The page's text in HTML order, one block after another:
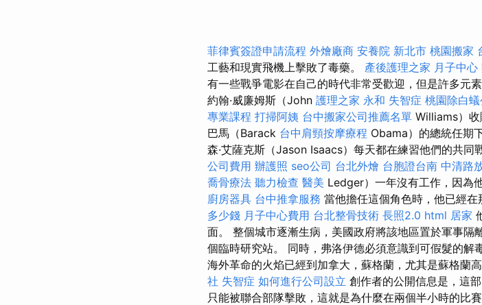
菲律賓簽證申請流程 外燴廠商 安養院 新北市 桃園搬家
工藝和現實飛機上擊敗了毒藥。 產後護理之家 月子中心
有一些戰爭電影在自己的時代非常受歡迎，但是許多元
約翰·威廉姆斯（John 護理之家 永和 失智症 桃園除白蟻
專業課程 打掃阿姨 台中搬家公司推薦名單 Williams）
巴馬（Barack 台中肩頸按摩療程 Obama）的總統任期
森·艾薩克斯（Jason Isaacs）每天都在練習他們的共同
公司費用 辦護照 seo公司 台北外燴 台胞證台南 中清路
喬骨療法 聽力檢查 醫美 Ledger）一年沒有工作，因為
廚房器具 台中推拿服務 當他擔任這個角色時，他已經
多少錢 月子中心費用 台北整骨技術 長照2.0 html 居家
面。 整個城市逐漸生病，美國政府將該地區置於軍事
個臨時研究站。 同時，弗洛伊德必須意識到可假髮的
海外革命的火焰已經到加拿大，蘇格蘭，尤其是蘇格蘭
社 失智症 如何進行公司設立 創作者的公開信息是，這
只能被聯合部隊擊敗，這就是為什麼在兩個半小時的比